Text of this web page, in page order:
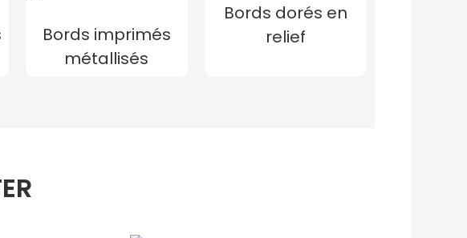
Bords imprimés
métallisés
Bords dorés en
relief